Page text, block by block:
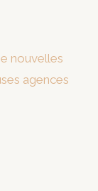
nouvelles
agences